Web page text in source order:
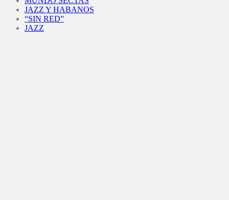
JAZZ Y HABANOS
“SIN RED”
JAZZ